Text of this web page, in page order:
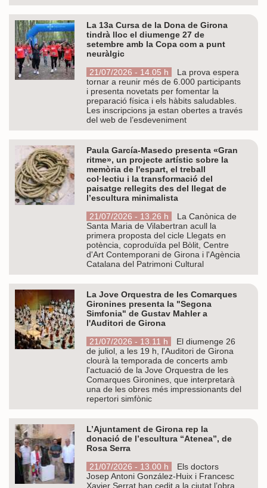
La 13a Cursa de la Dona de Girona
tindrà lloc el diumenge 27 de
setembre amb la Copa com a punt
neuràlgic
21/07/2026 - 14.05 h
La prova espera
tornar a reunir més de 6.000 participants
i presenta novetats per fomentar la
preparació física i els hàbits saludables.
Les inscripcions ja estan obertes a través
del web de l’esdeveniment
Paula García-Masedo presenta «Gran
ritme», un projecte artístic sobre la
memòria de l'espart, el treball
col·lectiu i la transformació del
paisatge rellegits des del llegat de
l’escultura minimalista
21/07/2026 - 13.26 h
La Canònica de
Santa Maria de Vilabertran acull la
primera proposta del cicle Llegats en
potència, coproduïda pel Bòlit, Centre
d'Art Contemporani de Girona i l'Agència
Catalana del Patrimoni Cultural
La Jove Orquestra de les Comarques
Gironines presenta la "Segona
Simfonia" de Gustav Mahler a
l'Auditori de Girona
21/07/2026 - 13.11 h
El diumenge 26
de juliol, a les 19 h, l'Auditori de Girona
clourà la temporada de concerts amb
l'actuació de la Jove Orquestra de les
Comarques Gironines, que interpretarà
una de les obres més impressionants del
repertori simfònic
L’Ajuntament de Girona rep la
donació de l’escultura “Atenea”, de
Rosa Serra
21/07/2026 - 13.00 h
Els doctors
Josep Antoni González-Huix i Francesc
Xavier Serrat han cedit a la ciutat l’obra